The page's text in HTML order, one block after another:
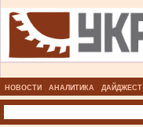
НОВОСТИ АНАЛИТИКА ДАЙДЖЕСТ